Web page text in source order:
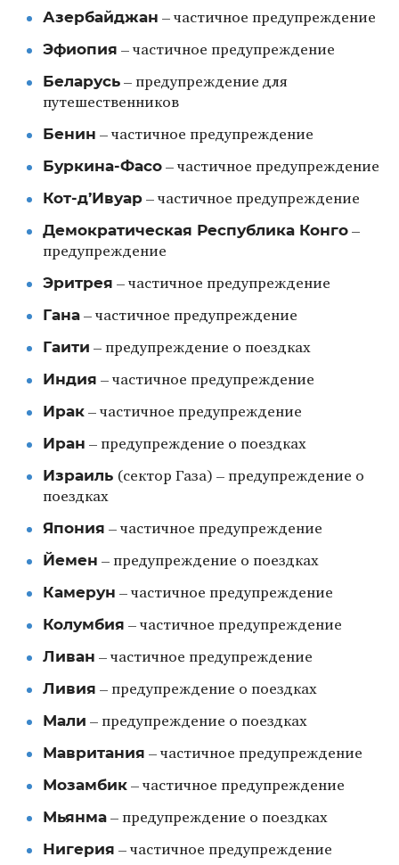
Азербайджан – частичное предупреждение
Эфиопия – частичное предупреждение
Беларусь– предупреждение для
путешественников
Бенин – частичное предупреждение
Буркина-Фасо– частичное предупреждение
Кот-д’Ивуар– частичное предупреждение
Демократическая Республика Конго–
предупреждение
Эритрея – частичное предупреждение
Гана– частичное предупреждение
Гаити – предупреждение о поездках
Индия – частичное предупреждение
Ирак– частичное предупреждение
Иран – предупреждение о поездках
Израиль(сектор Газа) – предупреждение о
поездках
Япония – частичное предупреждение
Йемен – предупреждение о поездках
Камерун – частичное предупреждение
Колумбия – частичное предупреждение
Ливан – частичное предупреждение
Ливия – предупреждение о поездках
Мали – предупреждение о поездках
Мавритания – частичное предупреждение
Мозамбик– частичное предупреждение
Мьянма– предупреждение о поездках
Нигерия – частичное предупреждение